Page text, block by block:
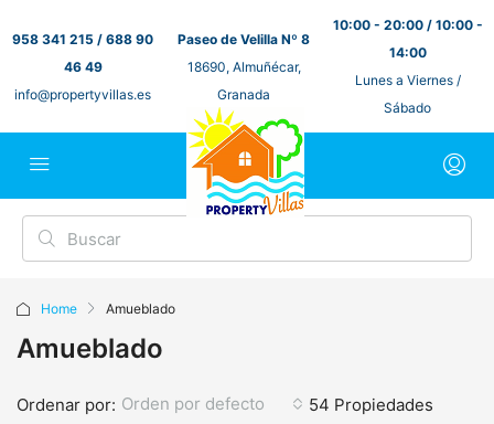
958 341 215 / 688 90
46 49
info@propertyvillas.es
Paseo de Velilla Nº 8
18690, Almuñécar,
Granada
10:00 - 20:00 / 10:00 -
14:00
Lunes a Viernes /
Sábado
Home Amueblado
Amueblado
54 Propiedades
Ordenar por: Orden por defecto